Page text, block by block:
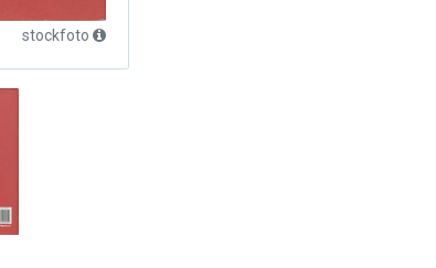
stockfoto